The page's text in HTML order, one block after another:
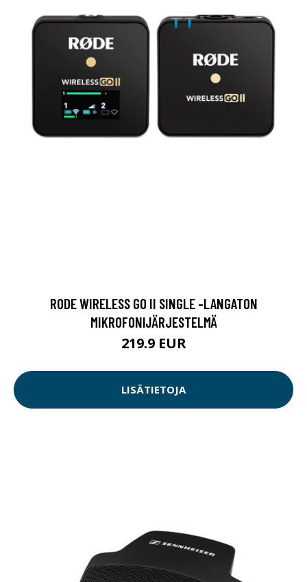
RODE WIRELESS GO II SINGLE -LANGATON
MIKROFONIJÄRJESTELMÄ
219.9 EUR
LISÄTIETOJA